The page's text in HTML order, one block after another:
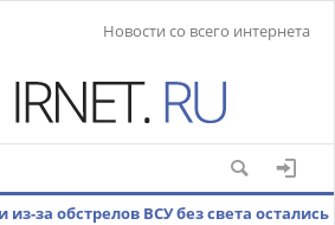
Новости со всего интернета
из-за обстрелов ВСУ без света остались